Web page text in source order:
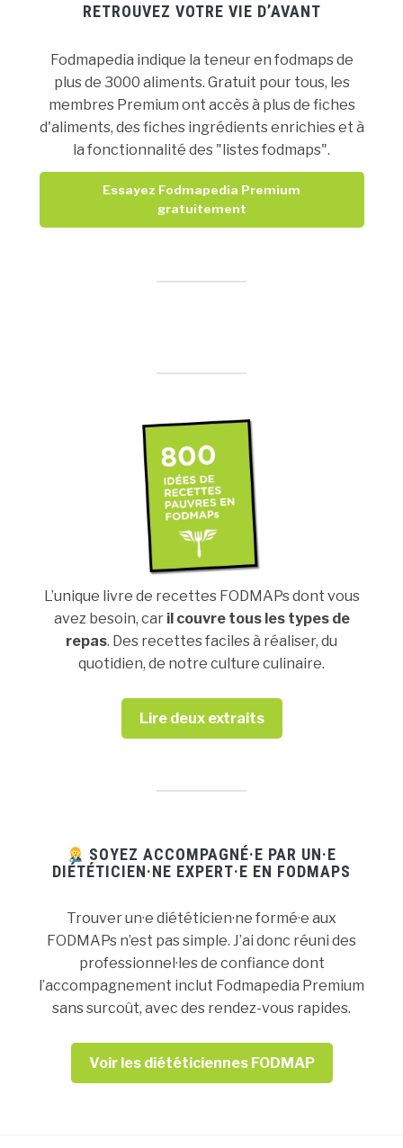
RETROUVEZ VOTRE VIE D’AVANT
Fodmapedia indique la teneur en fodmaps de
plus de 3000 aliments. Gratuit pour tous, les
membres Premium ont accès à plus de fiches
d'aliments, des fiches ingrédients enrichies et à
la fonctionnalité des "listes fodmaps".
Essayez Fodmapedia Premium
gratuitement
L’unique livre de recettes FODMAPs dont vous
avez besoin, car il couvre tous les types de
repas. Des recettes faciles à réaliser, du
quotidien, de notre culture culinaire.
Lire deux extraits
SOYEZ ACCOMPAGNÉ·E PAR UN·E
DIÉTÉTICIEN·NE EXPERT·E EN FODMAPS
Trouver un·e diététicien·ne formé·e aux
FODMAPs n’est pas simple. J’ai donc réuni des
professionnel·les de confiance dont
l’accompagnement inclut Fodmapedia Premium
sans surcoût, avec des rendez-vous rapides.
Voir les diététiciennes FODMAP